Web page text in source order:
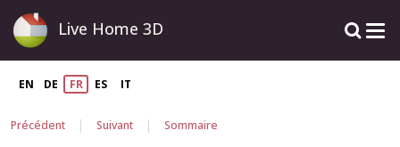
Live Home 3D
EN DE FR ES IT
Précédent | Suivant | Sommaire